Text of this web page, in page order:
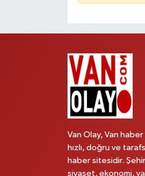
Van Olay, Van
hızlı, doğru ve
haber sitesidir.
siyaset, ekonomi,